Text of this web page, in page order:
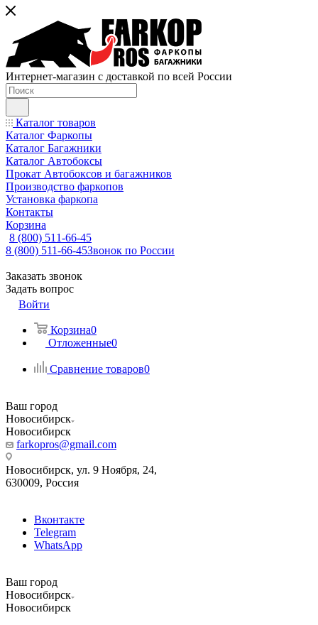
Интернет-магазин с доставкой по всей России
Каталог товаров
Каталог Фаркопы
Каталог Багажники
Каталог Автобоксы
Прокат Автобоксов и багажников
Производство фаркопов
Установка фаркопа
Контакты
Корзина
8 (800) 511-66-45
8 (800) 511-66-45Звонок по России
Заказать звонок
Задать вопрос
Войти
Корзина0
Отложенные0
Сравнение товаров0
Ваш город
Новосибирск
Новосибирск
farkopros@gmail.com
Новосибирск, ул. 9 Ноября, 24,
630009, Россия
Вконтакте
Telegram
WhatsApp
Ваш город
Новосибирск
Новосибирск